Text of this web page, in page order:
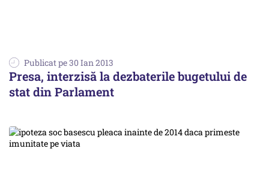
Publicat pe 30 Ian 2013
Presa, interzisă la dezbaterile bugetului de
stat din Parlament